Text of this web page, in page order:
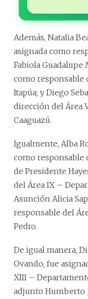
Además, Natalia
asignada como
Fabiola Guadalupe
como responsable
Itapúa; y Diego
dirección del Área
Caaguazú.
Igualmente, Alba
como responsable
de Presidente
del Área IX –
Asunción Alicia
responsable del
Pedro.
De igual manera,
Ovando, fue
XIII –
adjunto Humberto